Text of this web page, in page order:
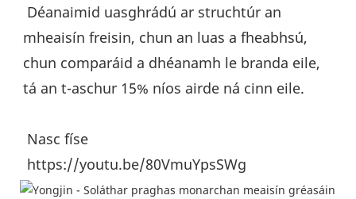
mheaisín freisin, chun an luas a fheabhsú,
chun comparáid a dhéanamh le branda eile,
tá an t-aschur 15% níos airde ná cinn eile.
Nasc físe
https://youtu.be/80VmuYpsSWg